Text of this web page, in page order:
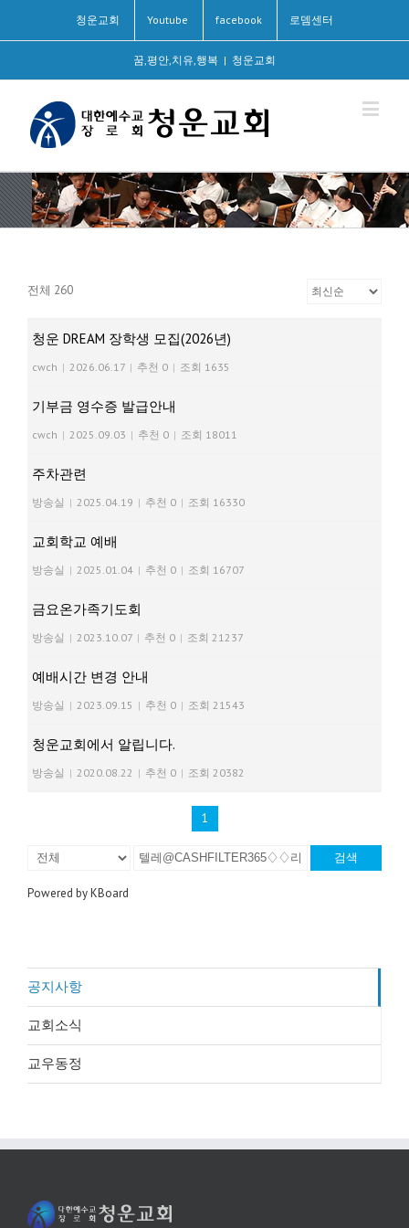
청운교회 Youtube facebook 로뎀센터
꿈,평안,치유,행복 | 청운교회
전체 260
청운 DREAM 장학생 모집(2026년)
cwch | 2026.06.17 | 추천 0 | 조회 1635
기부금 영수증 발급안내
cwch | 2025.09.03 | 추천 0 | 조회 18011
주차관련
방송실 | 2025.04.19 | 추천 0 | 조회 16330
교회학교 예배
방송실 | 2025.01.04 | 추천 0 | 조회 16707
금요온가족기도회
방송실 | 2023.10.07 | 추천 0 | 조회 21237
예배시간 변경 안내
방송실 | 2023.09.15 | 추천 0 | 조회 21543
청운교회에서 알립니다.
방송실 | 2020.08.22 | 추천 0 | 조회 20382
1
검색
Powered by KBoard
공지사항
교회소식
교우동정